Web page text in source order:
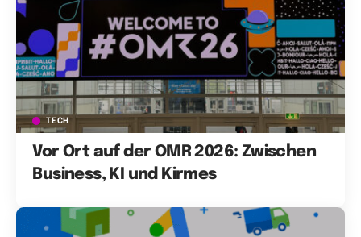
TECH
Vor Ort auf der OMR 2026: Zwischen
Business, KI und Kirmes